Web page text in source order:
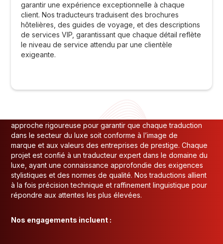
garantir une expérience exceptionnelle à chaque
client. Nos traducteurs traduisent des brochures
hôtelières, des guides de voyage, et des descriptions
de services VIP, garantissant que chaque détail reflète
le niveau de service attendu par une clientèle
exigeante.
NOTRE METHODE POUR
GARANTIR LA QUALITÉ DES
TRADUCTIONS POUR
L’INDUSTRIE DU LUXE
Notre entreprise de traduction professionnelle applique une
approche rigoureuse pour garantir que chaque traduction
dans le secteur du luxe soit conforme à l’image de
marque et aux valeurs des entreprises de prestige. Chaque
projet est confié à un traducteur expert dans le domaine du
luxe, ayant une connaissance approfondie des exigences
stylistiques et des normes de qualité. Nos traductions allient
à la fois précision technique et raffinement linguistique pour
répondre aux attentes les plus élevées.
Nos engagements incluent :